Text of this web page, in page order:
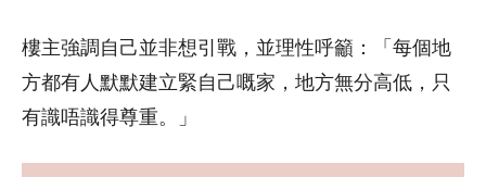
樓主強調自己並非想引戰，並理性呼籲：「每個地
方都有人默默建立緊自己嘅家，地方無分高低，只
有識唔識得尊重。」